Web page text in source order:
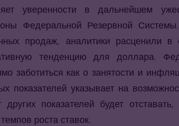
уверенности в дальнейшем
Федеральной Резервной
продаж, аналитики расценили в
тенденцию для доллара.
заботиться как о занятости и
показателей указывает на
показателей будет
роста ставок.